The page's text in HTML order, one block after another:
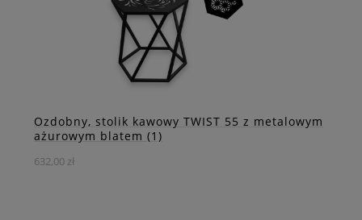
DO KOSZYKA
ZOBACZ WIĘCEJ
Ozdobny, stolik kawowy TWIST 55 z metalowym
ażurowym blatem (1)
632,00 zł